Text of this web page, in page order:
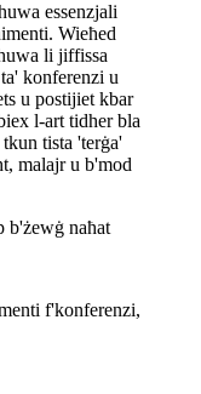
essenzjali
Wieħed
li jiffissa
konferenzi u
u postijiet kbar
l-art tidher bla
tista 'terġa'
malajr u b'mod
b'żewġ naħat
f'konferenzi,